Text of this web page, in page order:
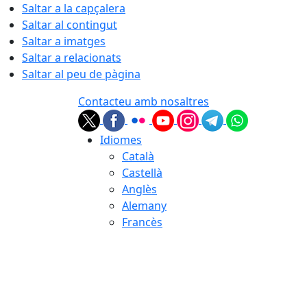
Saltar a la capçalera
Saltar al contingut
Saltar a imatges
Saltar a relacionats
Saltar al peu de pàgina
Contacteu amb nosaltres
Idiomes
Català
Castellà
Anglès
Alemany
Francès